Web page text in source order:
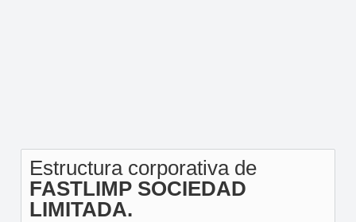
Estructura corporativa de
FASTLIMP SOCIEDAD
LIMITADA.